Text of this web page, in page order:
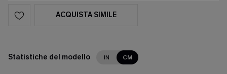
ACQUISTA SIMILE
Statistiche del modello IN CM